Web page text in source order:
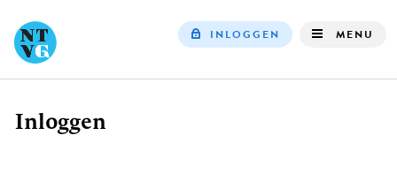
INLOGGEN MENU
Kruimelpad
Inloggen